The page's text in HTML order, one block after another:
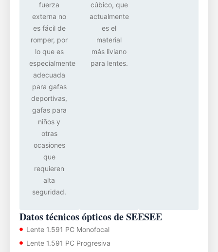
fuerza
externa no
es fácil de
romper, por
lo que es
especialmente
adecuada
para gafas
deportivas,
gafas para
niños y
otras
ocasiones
que
requieren
alta
seguridad.
cúbico, que
actualmente
es el
material
más liviano
para lentes.
Datos técnicos ópticos de SEESEE
Lente 1.591 PC Monofocal
Lente 1.591 PC Progresiva